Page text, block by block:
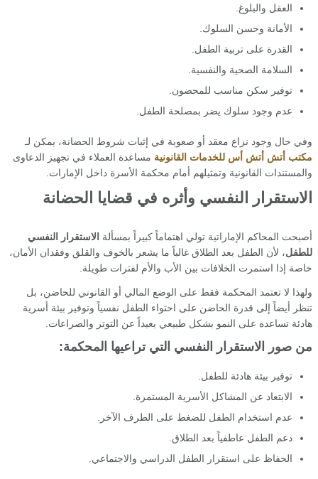
العقل والبلوغ.
الأمانة وحسن السلوك.
القدرة على تربية الطفل.
السلامة الصحية والنفسية.
توفير سكن مناسب للمحضون.
عدم وجود سلوك يضر بمصلحة الطفل.
وفي حال وجود نزاع معقد أو صعوبة في إثبات شروط الحضانة، يمكن لـ
مكتب أتش أتش أس للخدمات القانونية مساعدة العملاء في تجهيز الدعاوى
والمستندات القانونية وتمثيلهم أمام محكمة الأسرة داخل الإمارات.
الاستقرار النفسي وأثره في قضايا الحضانة
أصبحت المحاكم الإماراتية تولي اهتماماً كبيراً بمسألة
الاستقرار النفسي
للطفل، لأن الطفل بعد الطلاق غالباً ما يشعر بالخوف والقلق وفقدان الأمان،
خاصة إذا استمرت الخلافات بين الأب والأم لفترات طويلة.
ولهذا لا تعتمد المحكمة فقط على الوضع المالي أو القانوني للحاضن، بل
تنظر أيضاً إلى قدرة الحاضن على احتواء الطفل نفسياً وتوفير بيئة أسرية
هادئة تساعده على النمو بشكل طبيعي بعيداً عن التوتر والصراعات.
من صور الاستقرار النفسي التي تراعيها المحكمة:
توفير بيئة هادئة للطفل.
الابتعاد عن المشاكل الأسرية المستمرة.
عدم استخدام الطفل للضغط على الطرف الآخر.
دعم الطفل عاطفياً بعد الطلاق.
الحفاظ على استقرار الطفل الدراسي والاجتماعي.